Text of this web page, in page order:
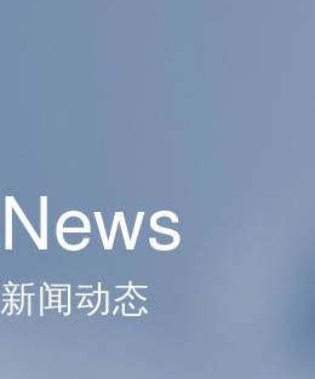
News
新闻动态